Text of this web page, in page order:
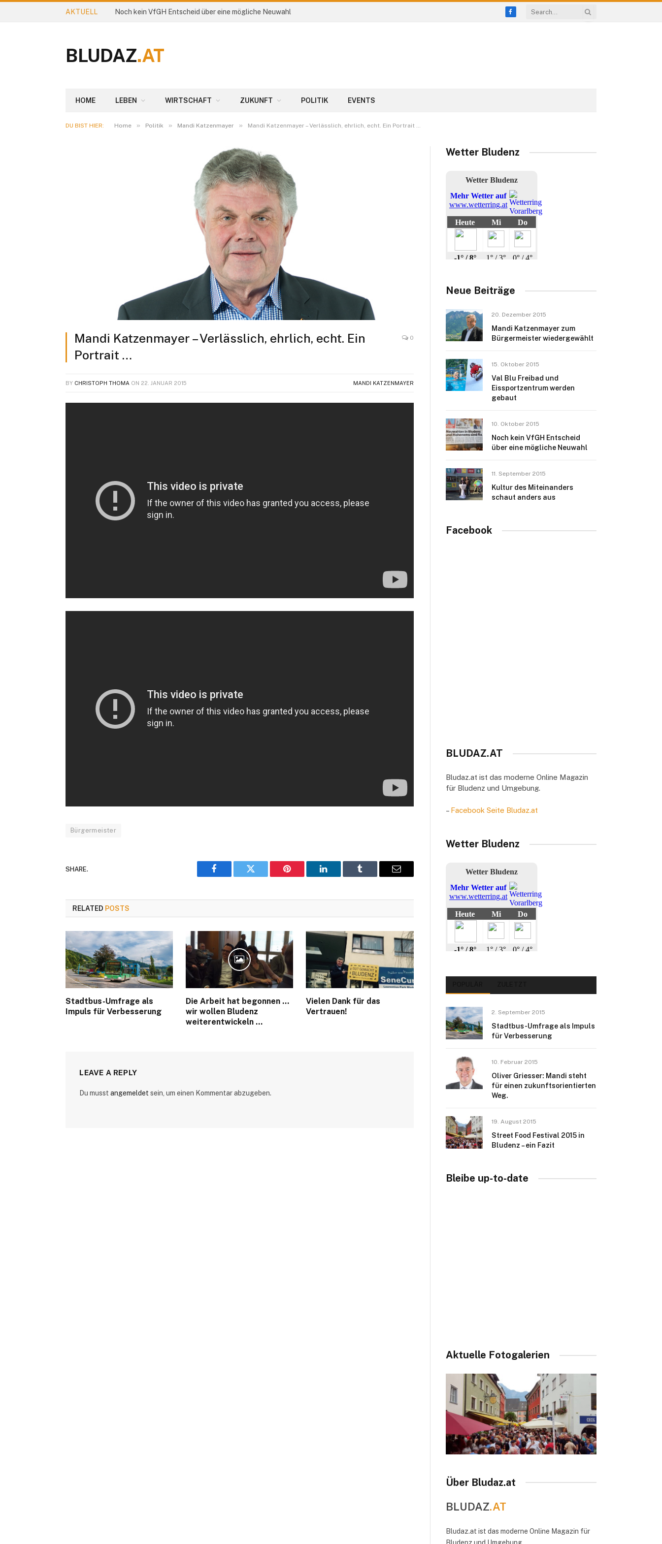
AKTUELL Noch kein VfGH Entscheid über eine mögliche Neuwahl
Facebook
BLUDAZ.AT
HOME LEBEN WIRTSCHAFT ZUKUNFT POLITIK EVENTS
DU BIST HIER: Home » Politik » Mandi Katzenmayer » Mandi Katzenmayer – Verlässlich, ehrlich, echt. Ein Portrait …
Mandi Katzenmayer – Verlässlich, ehrlich, echt. Ein
Portrait …
0
BY CHRISTOPH THOMA ON 22. JANUAR 2015 MANDI KATZENMAYER
Bürgermeister
SHARE.
Facebook Twitter Pinterest LinkedIn Tumblr Email
RELATED POSTS
Stadtbus-Umfrage als
Impuls für Verbesserung
Die Arbeit hat begonnen …
wir wollen Bludenz
weiterentwickeln …
Vielen Dank für das
Vertrauen!
LEAVE A REPLY
Du musst angemeldet sein, um einen Kommentar abzugeben.
Wetter Bludenz
Neue Beiträge
20. Dezember 2015
Mandi Katzenmayer zum
Bürgermeister wiedergewählt
15. Oktober 2015
Val Blu Freibad und
Eissportzentrum werden
gebaut
10. Oktober 2015
Noch kein VfGH Entscheid
über eine mögliche Neuwahl
11. September 2015
Kultur des Miteinanders
schaut anders aus
Facebook
BLUDAZ.AT
Bludaz.at ist das moderne Online Magazin
für Bludenz und Umgebung.
– Facebook Seite Bludaz.at
Wetter Bludenz
2. September 2015
Stadtbus-Umfrage als Impuls
für Verbesserung
10. Februar 2015
Oliver Griesser: Mandi steht
für einen zukunftsorientierten
Weg.
19. August 2015
Street Food Festival 2015 in
Bludenz – ein Fazit
Bleibe up-to-date
Aktuelle Fotogalerien
Über Bludaz.at
BLUDAZ.AT
Bludaz.at ist das moderne Online Magazin für
Bludenz und Umgebung.